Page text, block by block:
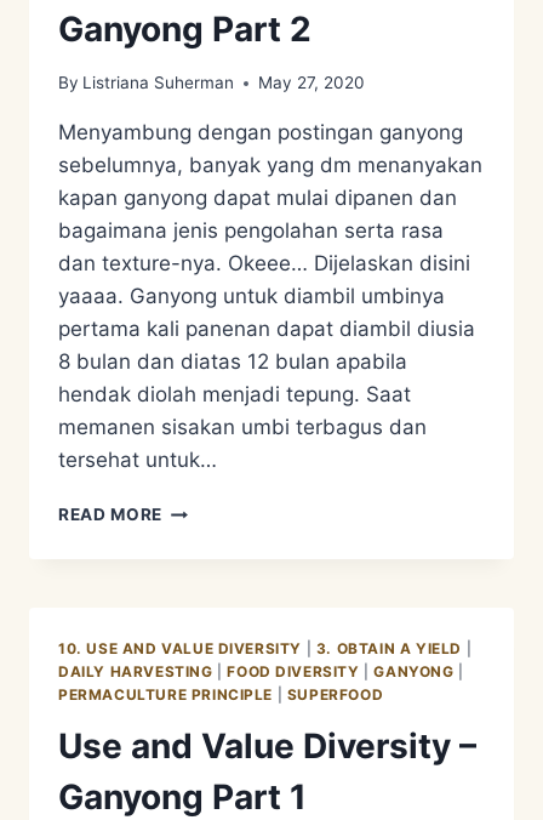
Ganyong Part 2
By Listriana Suherman May 27, 2020
Menyambung dengan postingan ganyong
sebelumnya, banyak yang dm menanyakan
kapan ganyong dapat mulai dipanen dan
bagaimana jenis pengolahan serta rasa
dan texture-nya. Okeee… Dijelaskan disini
yaaaa. Ganyong untuk diambil umbinya
pertama kali panenan dapat diambil diusia
8 bulan dan diatas 12 bulan apabila
hendak diolah menjadi tepung. Saat
memanen sisakan umbi terbagus dan
tersehat untuk…
READ MORE USE
VALUE
PART
2
10. USE AND VALUE DIVERSITY 3. OBTAIN A YIELD
DAILY HARVESTING |FOOD DIVERSITY |GANYONG
PERMACULTURE PRINCIPLE
SUPERFOOD
Use and Value Diversity –
Ganyong Part 1